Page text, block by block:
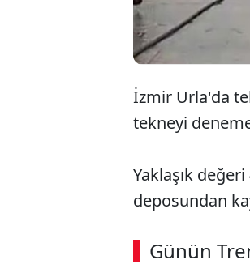
İzmir Urla'da
tekneyi
Yaklaşık
deposundan
Günün
00:03 / 09:15